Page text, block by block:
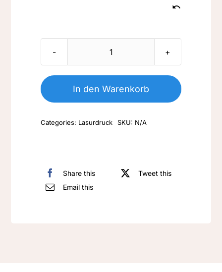
Nr.
051-
Reh-
Menge
In den Warenkorb
Categories: Lasurdruck SKU: N/A
Share this
Tweet this
Email this